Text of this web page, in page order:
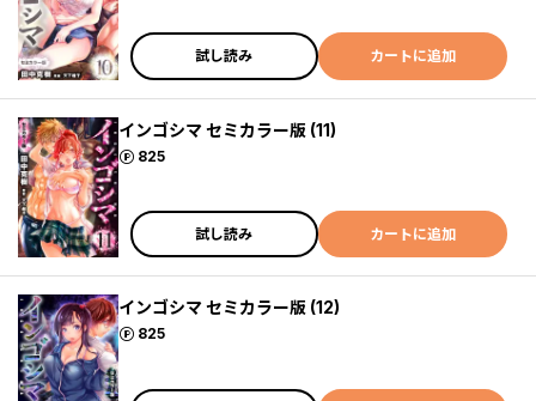
試し読み カートに追加
インゴシマ セミカラー版 (11)
825
ポイント
試し読み カートに追加
インゴシマ セミカラー版 (12)
825
ポイント